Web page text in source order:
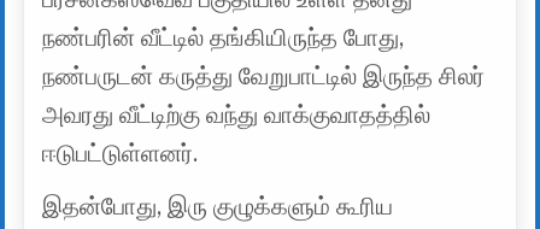
நண்பரின் வீட்டில் தங்கியிருந்த போது, ​​
நண்பருடன் கருத்து வேறுபாட்டில் இருந்த சிலர்
அவரது வீட்டிற்கு வந்து வாக்குவாதத்தில்
ஈடுபட்டுள்ளனர்.
இதன்போது, இரு குழுக்களும் கூரிய